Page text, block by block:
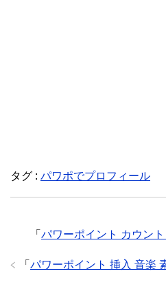
タグ : パワポでプロフィール
「 パワーポイント カウン
「 パワーポイント 挿入 音楽